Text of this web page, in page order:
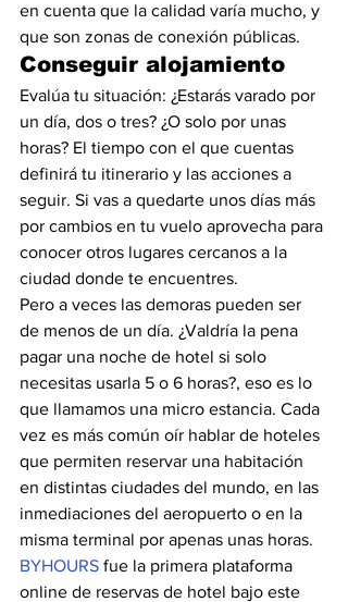
en cuenta que la calidad varía mucho, y
que son zonas de conexión públicas.
Conseguir alojamiento
Evalúa tu situación: ¿Estarás varado por
un día, dos o tres? ¿O solo por unas
horas? El tiempo con el que cuentas
definirá tu itinerario y las acciones a
seguir. Si vas a quedarte unos días más
por cambios en tu vuelo aprovecha para
conocer otros lugares cercanos a la
ciudad donde te encuentres.
Pero a veces las demoras pueden ser
de menos de un día. ¿Valdría la pena
pagar una noche de hotel si solo
necesitas usarla 5 o 6 horas?, eso es lo
que llamamos una micro estancia. Cada
vez es más común oír hablar de hoteles
que permiten reservar una habitación
en distintas ciudades del mundo, en las
inmediaciones del aeropuerto o en la
misma terminal por apenas unas horas.
BYHOURS fue la primera plataforma
online de reservas de hotel bajo este